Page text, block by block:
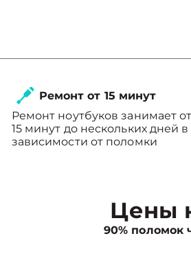
Ремонт от 15 минут
Ремонт ноутбуков занимает от
15 минут до нескольких дней в
зависимости от поломки
Цены
90% поломок